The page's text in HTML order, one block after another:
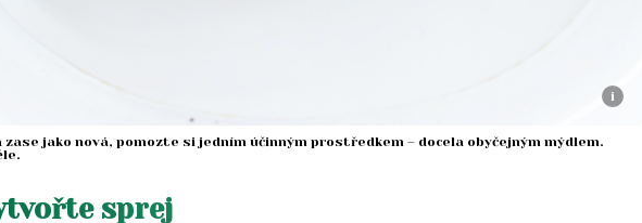
i
zase jako nová, pomozte si jedním účinným prostředkem – docela obyčejným mýdlem.
sprej